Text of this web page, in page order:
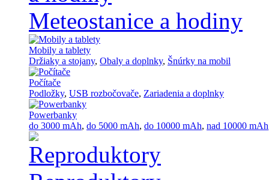
Meteostanice a hodiny
Mobily a tablety
Držiaky a stojany, Obaly a doplnky, Šnúrky na mobil
Počítače
Podložky, USB rozbočovače, Zariadenia a doplnky
Powerbanky
do 3000 mAh, do 5000 mAh, do 10000 mAh, nad 10000 mAh